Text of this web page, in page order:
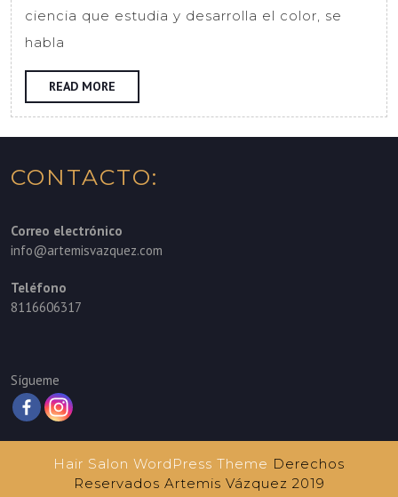
ciencia que estudia y desarrolla el color, se
habla
READ MORE
MORE
CONTACTO:
Correo electrónico
info@artemisvazquez.com
Teléfono
8116606317
Sígueme
Hair Salon WordPress Theme Derechos
Reservados Artemis Vázquez 2019